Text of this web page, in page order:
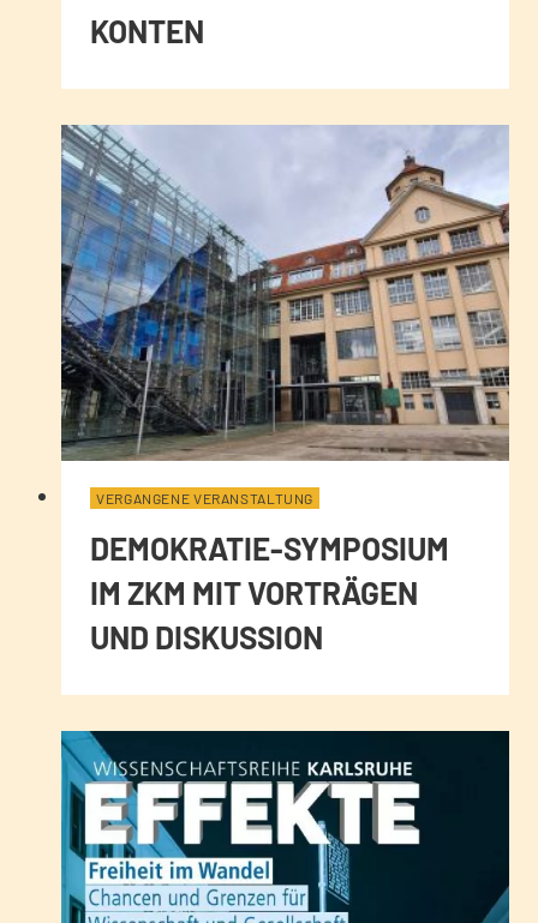
KONTEN
VERGANGENE VERANSTALTUNG
DEMOKRATIE-SYMPOSIUM
IM ZKM MIT VORTRÄGEN
UND DISKUSSION